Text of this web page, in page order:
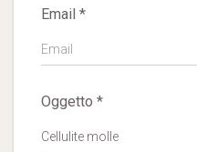
Email *
Oggetto *